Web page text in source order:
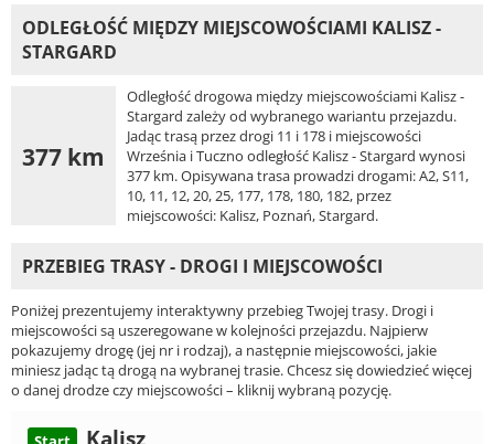
ODLEGŁOŚĆ MIĘDZY MIEJSCOWOŚCIAMI KALISZ -
STARGARD
377 km
Odległość drogowa między miejscowościami Kalisz -
Stargard zależy od wybranego wariantu przejazdu.
Jadąc trasą przez drogi 11 i 178 i miejscowości
Września i Tuczno odległość Kalisz - Stargard wynosi
377 km. Opisywana trasa prowadzi drogami: A2, S11,
10, 11, 12, 20, 25, 177, 178, 180, 182, przez
miejscowości: Kalisz, Poznań, Stargard.
PRZEBIEG TRASY - DROGI I MIEJSCOWOŚCI
Poniżej prezentujemy interaktywny przebieg Twojej trasy. Drogi i
miejscowości są uszeregowane w kolejności przejazdu. Najpierw
pokazujemy drogę (jej nr i rodzaj), a następnie miejscowości, jakie
miniesz jadąc tą drogą na wybranej trasie. Chcesz się dowiedzieć więcej
o danej drodze czy miejscowości – kliknij wybraną pozycję.
Kalisz